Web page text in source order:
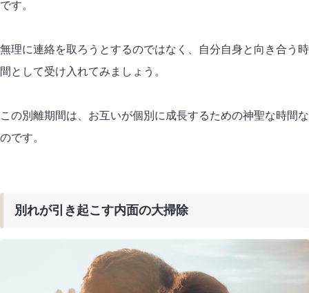
です。
無理に連絡を取ろうとするのではなく、自分自身と向き合う時
間として受け入れてみましょう。
この別離期間は、お互いが個別に成長するための神聖な時間な
のです。
別れが引き起こす内面の大掃除